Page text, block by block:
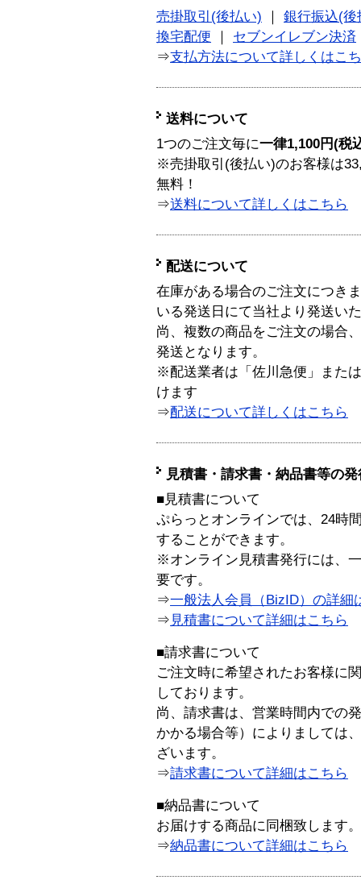
売掛取引(後払い)
銀行振込(後
換宅配便
セブンイレブン決済
⇒支払方法について詳しくはこ
送料について
1つのご注文毎に一律1,100円(税
※売掛取引(後払い)のお客様は
無料！
⇒送料について詳しくはこちら
配送について
在庫がある場合のご注文につき
いる発送日にて当社より発送い
尚、複数の商品をご注文の場合
発送となります。
※配送業者は「佐川急便」また
けます
⇒配送について詳しくはこちら
見積書・請求書・納品書等の
■見積書について
ぷらっとオンラインでは、24時
することができます。
※オンライン見積書発行には、
要です。
⇒一般法人会員（BizID）の詳細
⇒ 見積書について詳細はこちら
■請求書について
ご注文時に希望されたお客様に
しております。
尚、請求書は、営業時間内での
かかる場合等）によりましては
ざいます。
⇒請求書について詳細はこちら
■納品書について
お届けする商品に同梱致します。
⇒納品書について詳細はこちら